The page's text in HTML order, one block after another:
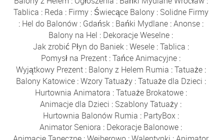
Tablica : Reda : Firmy: Świecące Balony: Solidne Firmy
: Hel do Balonów: Gdańsk: Bańki Mydlane:Anonse:
Balony na Hel : Dekoracje Weselne :
Jak zrobić Płyn do Baniek:Wesele:Tablica :
Pomysł na Prezent :Tańce Animacyjne :
Wyjątkowy Prezent: Balony z Helem Rumia :Tatuaże:
Balony Katowice:Wzory Tatuaży:Tatuaże dla Dzieci :
Hurtownia Animatora :Tatuaże Brokatowe:
Animacje dla Dzieci : Szablony Tatuaży :
Hurtownia Balonów Rumia : PartyBox:
Animator Seniora : Dekoracje Balonowe :